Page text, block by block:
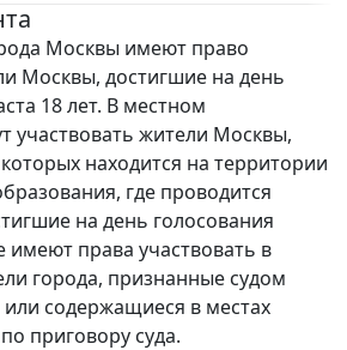
Москвы имеют право
Москвы, достигшие на день
18 лет. В местном
участвовать жители Москвы,
находится на территории
где проводится
на день голосования
имеют права участвовать в
города, признанные судом
содержащиеся в местах
приговору суда.